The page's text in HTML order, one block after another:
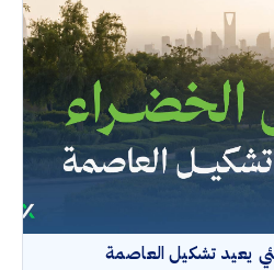
يعيد تشكيل العاصمة